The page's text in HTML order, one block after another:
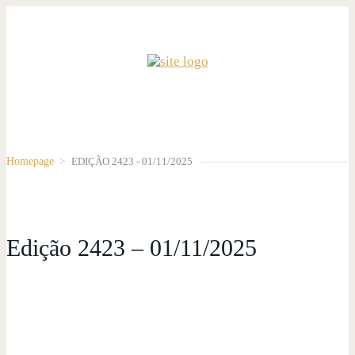
Homepage > EDIÇÃO 2423 - 01/11/2025
Edição 2423 – 01/11/2025